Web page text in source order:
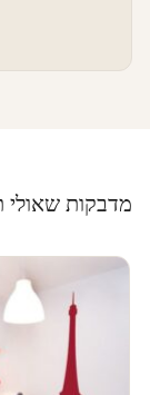
מדבקות שאולי